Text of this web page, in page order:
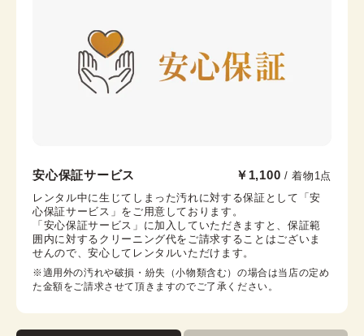
伊達締め 帯板
京都府京都市下京区烏丸通七条下る東塩小路町721−1 京
都タワービル3F
営業時間： 10:00 ~ 17:30
着付け最終受付時間：15:30
返却締め切り時間：17:30
安心保証サービス ￥1,100 / 着物1点
レンタル中に生じてしまった汚れに対する保証として「安
心保証サービス」をご用意しております。
「安心保証サービス」に加入していただきますと、保証範
囲内に対するクリーニング代をご請求することはございま
せんので、安心してレンタルいただけます。
※適用外の汚れや破損・紛失（小物類含む）の場合は当店の定め
た金額をご請求させて頂きますのでご了承ください。